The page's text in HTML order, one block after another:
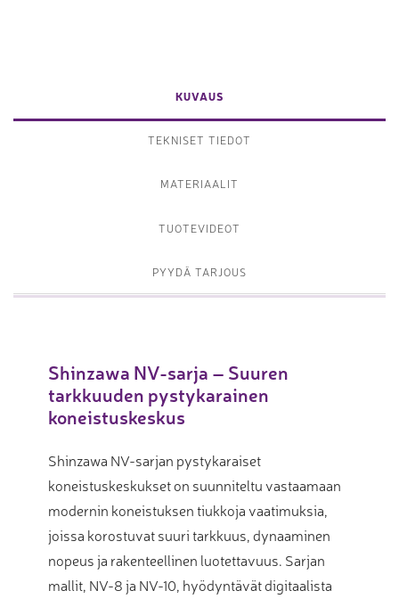
KUVAUS
TEKNISET TIEDOT
MATERIAALIT
TUOTEVIDEOT
PYYDÄ TARJOUS
Shinzawa NV-sarja – Suuren
tarkkuuden pystykarainen
koneistuskeskus
Shinzawa NV-sarjan pystykaraiset
koneistuskeskukset on suunniteltu vastaamaan
modernin koneistuksen tiukkoja vaatimuksia,
joissa korostuvat suuri tarkkuus, dynaaminen
nopeus ja rakenteellinen luotettavuus. Sarjan
mallit, NV-8 ja NV-10, hyödyntävät digitaalista